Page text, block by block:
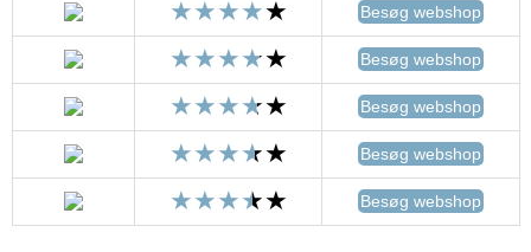
Besøg webshop
Besøg webshop
Besøg webshop
Besøg webshop
Besøg webshop